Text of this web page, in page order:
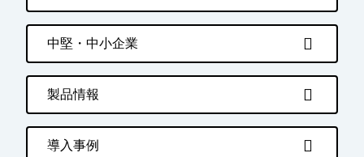
中堅・中小企業
製品情報
導入事例